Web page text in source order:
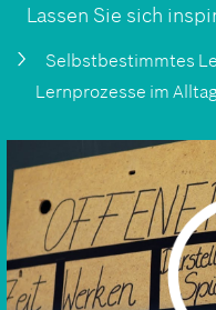
Lassen Sie sich
Selbstbestimmtes
Lernprozesse im